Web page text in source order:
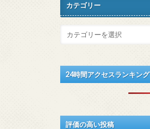
カテゴリー
24時間アクセスランキング
評価の高い投稿